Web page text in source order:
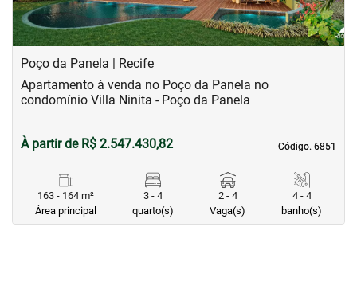
Poço da Panela | Recife
Código. 6851
Código. 6851
Apartamento à venda no Poço da Panela no
condomínio Villa Ninita - Poço da Panela
À partir de R$ 2.547.430,82
163 - 164 m²
Área principal
3 - 4
quarto(s)
2 - 4
Vaga(s)
4 - 4
banho(s)